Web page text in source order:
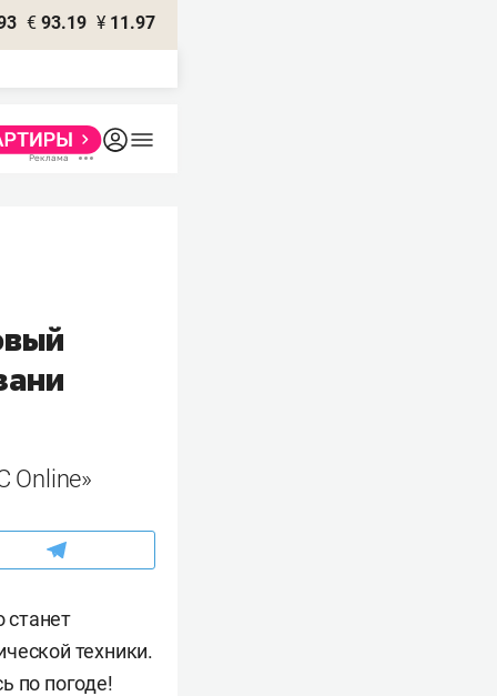
€ 93.19 ¥ 11.97
Online»
техники.
по погоде!